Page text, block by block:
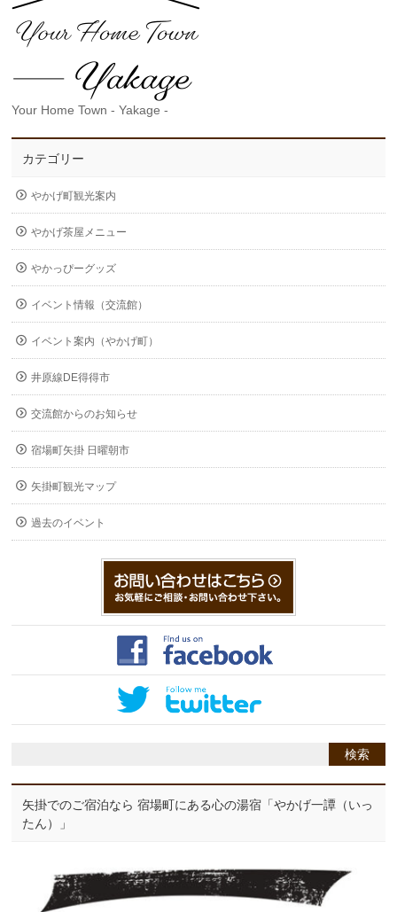
Your Home Town - Yakage -
カテゴリー
やかげ町観光案内
やかげ茶屋メニュー
やかっぴーグッズ
イベント情報（交流館）
イベント案内（やかげ町）
井原線DE得得市
交流館からのお知らせ
宿場町矢掛 日曜朝市
矢掛町観光マップ
過去のイベント
矢掛でのご宿泊なら 宿場町にある心の湯宿「やかげ一譚（いっ
たん）」